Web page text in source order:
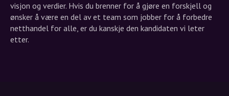
visjon og verdier. Hvis du brenner for å gjøre en forskjell og
ønsker å være en del av et team som jobber for å forbedre
netthandel for alle, er du kanskje den kandidaten vi leter
etter.